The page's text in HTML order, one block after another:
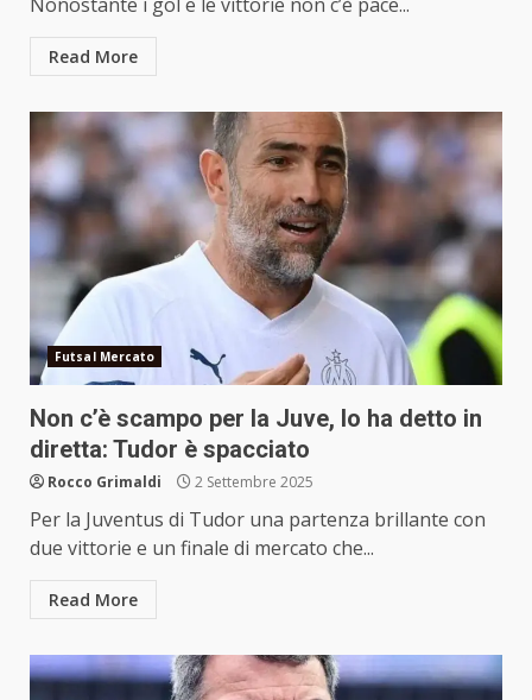
Read More
Futsal Mercato
Non c’è scampo per la Juve, lo ha detto in
diretta: Tudor è spacciato
Rocco Grimaldi 2 Settembre 2025
Per la Juventus di Tudor una partenza brillante con
due vittorie e un finale di mercato che...
Read More